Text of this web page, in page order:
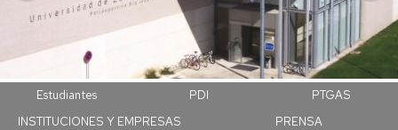
Campus Huesca
Estudiantes PDI
PTGAS
INSTITUCIONES Y EMPRESAS
PRENSA